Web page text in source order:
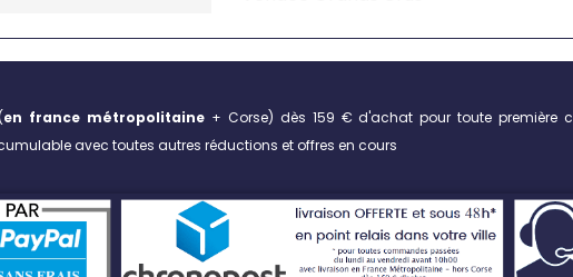
en france métropolitaine+ Corse) dès 159 € d'achat pour toute
avec toutes autres réductions et offres en cours